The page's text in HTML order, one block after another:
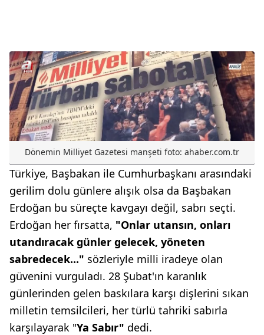
Dönemin Milliyet Gazetesi manşeti foto: ahaber.com.tr
Türkiye, Başbakan ile Cumhurbaşkanı arasındaki
gerilim dolu günlere alışık olsa da Başbakan
Erdoğan bu süreçte kavgayı değil, sabrı seçti.
Erdoğan her fırsatta, "Onlar utansın, onları
utandıracak günler gelecek, yöneten
sabredecek..." sözleriyle milli iradeye olan
güvenini vurguladı. 28 Şubat'ın karanlık
günlerinden gelen baskılara karşı dişlerini sıkan
milletin temsilcileri, her türlü tahriki sabırla
karşılayarak "Ya Sabır" dedi.